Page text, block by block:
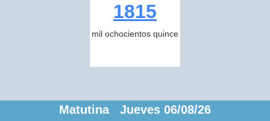
1815
mil ochocientos quince
Matutina Jueves 06/08/26